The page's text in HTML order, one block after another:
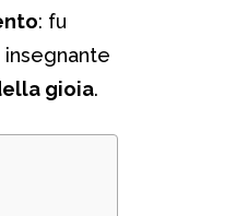
: fu
insegnante
gioia.